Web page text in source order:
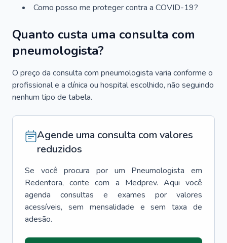
Como posso me proteger contra a COVID-19?
Quanto custa uma consulta com
pneumologista?
O preço da consulta com pneumologista varia conforme o
profissional e a clínica ou hospital escolhido, não seguindo
nenhum tipo de tabela.
Agende uma consulta com valores
reduzidos
Se você procura por um Pneumologista
em
Redentora, conte com a Medprev. Aqui você
agenda consultas e exames por valores
acessíveis, sem mensalidade e sem taxa de
adesão.